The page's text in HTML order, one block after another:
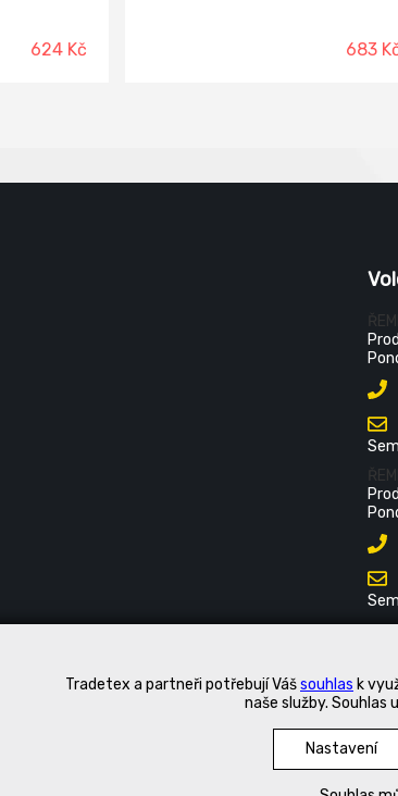
Tradetex a partneři potřebují Vášsouhlas k
naše služby. Souhlas
Nastavení
624 Kč 683